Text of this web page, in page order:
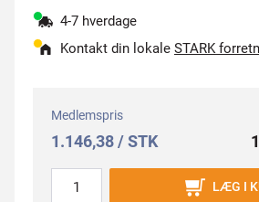
4-7 hverdage
Kontakt din lokale STARK
Medlemspris
1.146,38 / STK
LÆG I